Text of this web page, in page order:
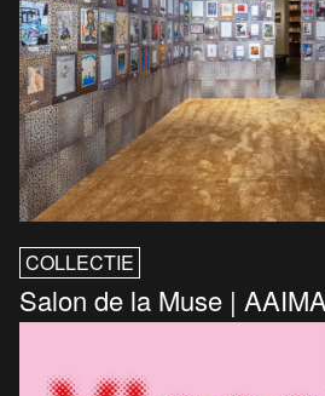
COLLECTIE
Salon de la Muse |